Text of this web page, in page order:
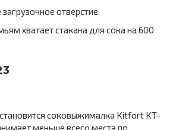
отверстие.
хватает стакана для сока на 600
соковыжималка Kitfort KT-
меньше всего места по